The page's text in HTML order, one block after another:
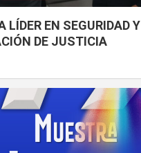
LÍDER EN SEGURIDAD Y
DE JUSTICIA